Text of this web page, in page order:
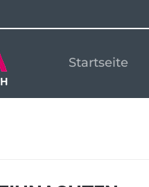
Startseite